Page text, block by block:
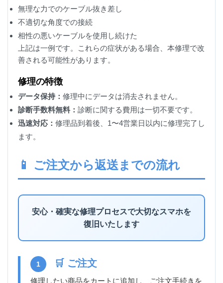
無理な力でのケーブル抜き差し
不適切な角度での接続
相性の悪いケーブルを使用し続けた
上記は一例です。これらの症状がある場合、本修理で改
善される可能性があります。
修理の特徴
データ保持： 修理中にデータは消去されません。
診断手数料無料： 診断に関する費用は一切不要です。
迅速対応： 修理品到着後、1〜4営業日以内に修理完了し
ます。
📱 ご注文から返送までの流れ
安心・確実な修理プロセスで大切なスマホを
復旧いたします
1 🛒 ご注文
修理したい商品をカートに追加し、ご注文手続きを